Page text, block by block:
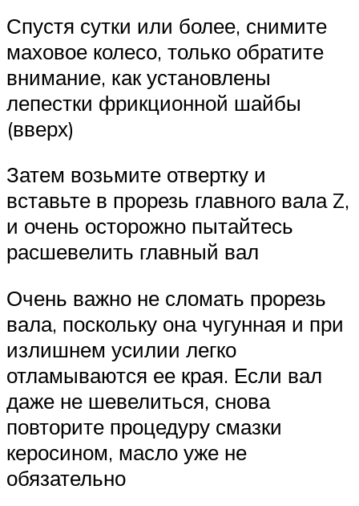
Спустя сутки или более, снимите
маховое колесо, только обратите
внимание, как установлены
лепестки фрикционной шайбы
(вверх)
Затем возьмите отвертку и
вставьте в прорезь главного вала Z,
и очень осторожно пытайтесь
расшевелить главный вал
Очень важно не сломать прорезь
вала, поскольку она чугунная и при
излишнем усилии легко
отламываются ее края. Если вал
даже не шевелиться, снова
повторите процедуру смазки
керосином, масло уже не
обязательно